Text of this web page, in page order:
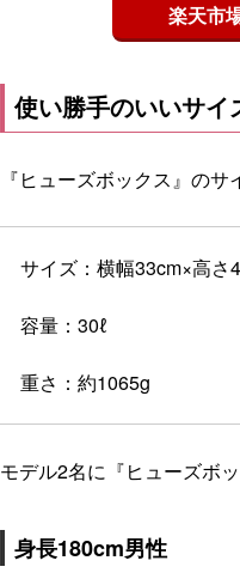
楽天市
使い勝手のいいサイ
『ヒューズボックス』のサ
サイズ：横幅33cm×高さ
容量：30ℓ
重さ：約1065g
モデル2名に『ヒューズボ
身長180cm男性